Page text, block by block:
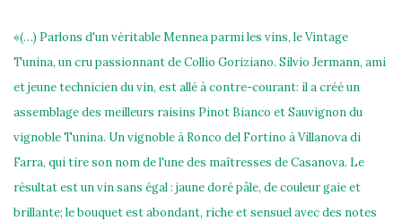
«(…) Parlons d'un véritable Mennea parmi les vins, le Vintage
Tunina, un cru passionnant de Collio Goriziano. Silvio Jermann, ami
et jeune technicien du vin, est allé à contre-courant: il a créé un
assemblage des meilleurs raisins Pinot Bianco et Sauvignon du
vignoble Tunina. Un vignoble à Ronco del Fortino à Villanova di
Farra, qui tire son nom de l'une des maîtresses de Casanova. Le
résultat est un vin sans égal : jaune doré pâle, de couleur gaie et
brillante; le bouquet est abondant, riche et sensuel avec des notes